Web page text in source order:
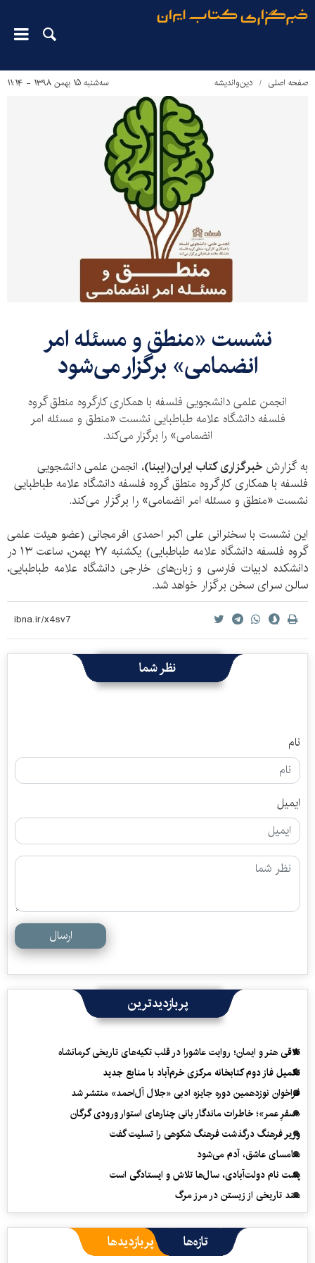
صفحه اصلی دین‌واندیشه سه‌شنبه ۱۵ بهمن ۱۳۹۸ - ۱۱:۱۴
نشست «منطق و مسئله امر
انضمامی» برگزار می‌شود
انجمن علمی دانشجویی فلسفه با همکاری کارگروه منطق گروه
فلسفه دانشگاه علامه طباطبایی نشست «منطق و مسئله امر
انضمامی» را برگزار می‌کند.
به گزارش خبرگزاری کتاب ایران(ایبنا)، انجمن علمی دانشجویی
فلسفه با همکاری کارگروه منطق گروه فلسفه دانشگاه علامه طباطبایی
نشست «منطق و مسئله امر انضمامی» را برگزار می‌کند.
این نشست با سخنرانی علی اکبر احمدی افرمجانی (عضو هیئت علمی
گروه فلسفه دانشگاه علامه طباطبایی) یکشنبه ۲۷ بهمن، ساعت ۱۳ در
دانشکده ادبیات فارسی و زبان‌های خارجی دانشگاه علامه طباطبایی،
سالن سرای سخن برگزار خواهد شد.
نظر شما
نام
ایمیل
ارسال
پربازدیدترین
تلاقی هنر و ایمان؛ روایت عاشورا در قلب تکیه‌های تاریخی کرمانشاه
تکمیل فاز دوم کتابخانه مرکزی خرم‌آباد با منابع جدید
فراخوان نوزدهمین دوره جایزه ادبی «جلال آل‌احمد» منتشر شد
«سفرِ عمر»؛ خاطرات ماندگار بانی چنارهای استوار ورودی گرگان
وزیر فرهنگ درگذشت فرهنگ شکوهی را تسلیت گفت
سامسای عاشق، آدم می‌شود
پشت نام دولت‌آبادی، سال‌ها تلاش و ایستادگی است
سند تاریخی از زیستن در مرز مرگ
تازه‌ها پربازدیدها